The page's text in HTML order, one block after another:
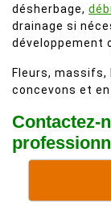
désherbage,
drainage si
développement
Fleurs, massifs,
concevons et
Contactez-